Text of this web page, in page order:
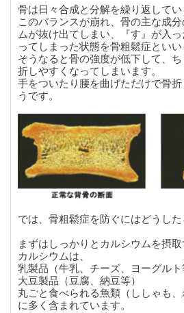
骨は日々合成と分解を繰り返してい
このバランスが崩れ、骨の主な成
ムが抜け出てしまい、『す』が入
ってしまった状態を骨粗鬆症といい
そうなると骨の強度が低下して、
折しやすくなってしまいます。
手をついたり腰を曲げただけで骨
うです。
では、骨粗鬆症を防ぐにはどうし
まずはしっかりとカルシウムを摂取
カルシウムは、
乳製品（牛乳、チーズ、ヨーグルト
大豆製品（豆腐、納豆等）
丸ごと食べられる魚類（ししゃも、
に多く含まれています。